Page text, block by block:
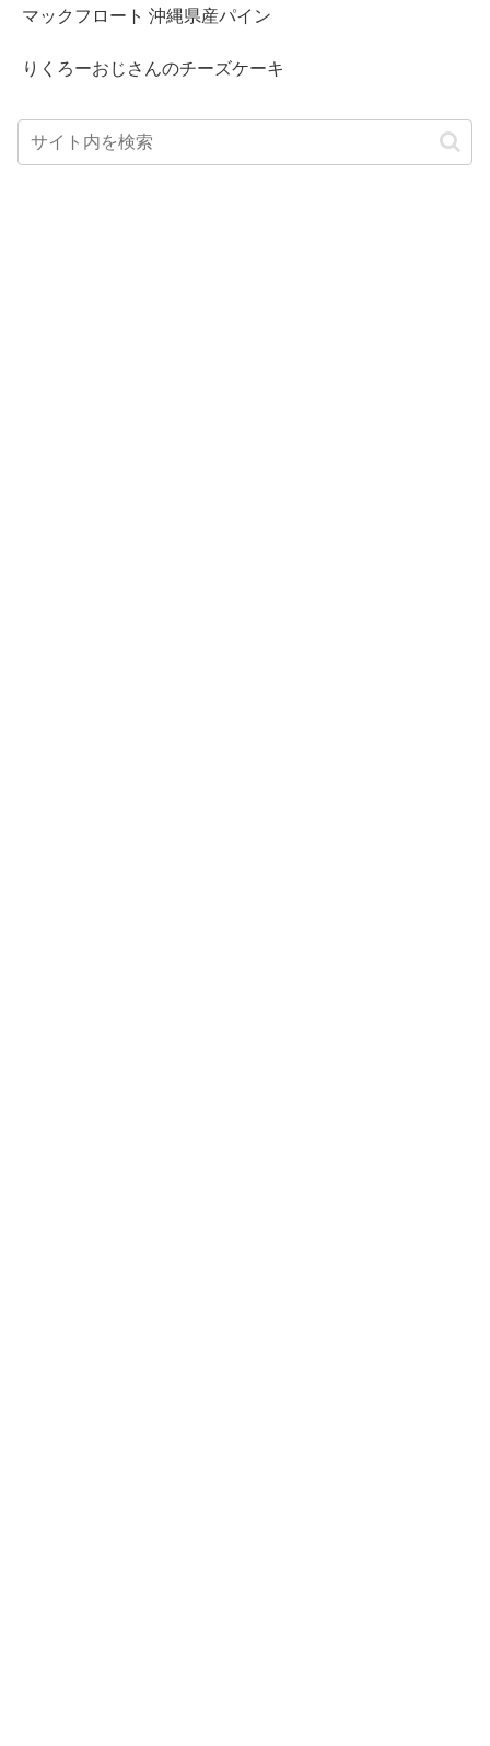
マックフロート 沖縄県産パイン
りくろーおじさんのチーズケーキ